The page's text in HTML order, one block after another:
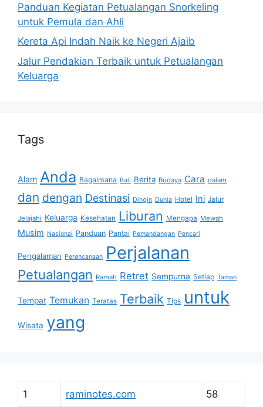
Panduan Kegiatan Petualangan Snorkeling
untuk Pemula dan Ahli
Kereta Api Indah Naik ke Negeri Ajaib
Jalur Pendakian Terbaik untuk Petualangan
Keluarga
Tags
Alam Anda Bagaimana Bali Berita Budaya Cara dalam
dan dengan Destinasi Dingin Dunia Hotel Ini Jalur
Jelajahi Keluarga Kesehatan Liburan Mengapa Mewah
Musim Nasional Panduan Pantai Pemandangan Pencari
Pengalaman Perencanaan Perjalanan
Petualangan Ramah Retret Sempurna Setiap Taman
Tempat Temukan Teratas Terbaik Tips untuk
Wisata yang
1 raminotes.com 58